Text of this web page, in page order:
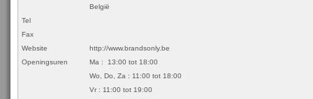
België
Tel
Fax
Website
http://www.brandsonly.be
Openingsuren
Ma : 13:00 tot 18:00
Wo, Do, Za : 11:00 tot 18:00
Vr : 11:00 tot 19:00